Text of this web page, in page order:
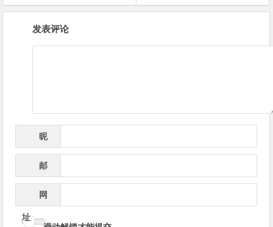
发表评论
昵
邮
网
址